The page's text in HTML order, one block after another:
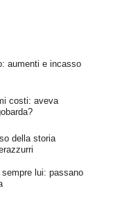
aumenti e incasso
costi: aveva
della storia
sempre lui: passano